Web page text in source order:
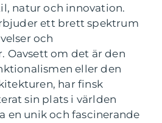
natur och innovation.
ett brett spektrum
och
Oavsett om det är den
eller den
har finsk
sin plats i världen
en unik och fascinerande